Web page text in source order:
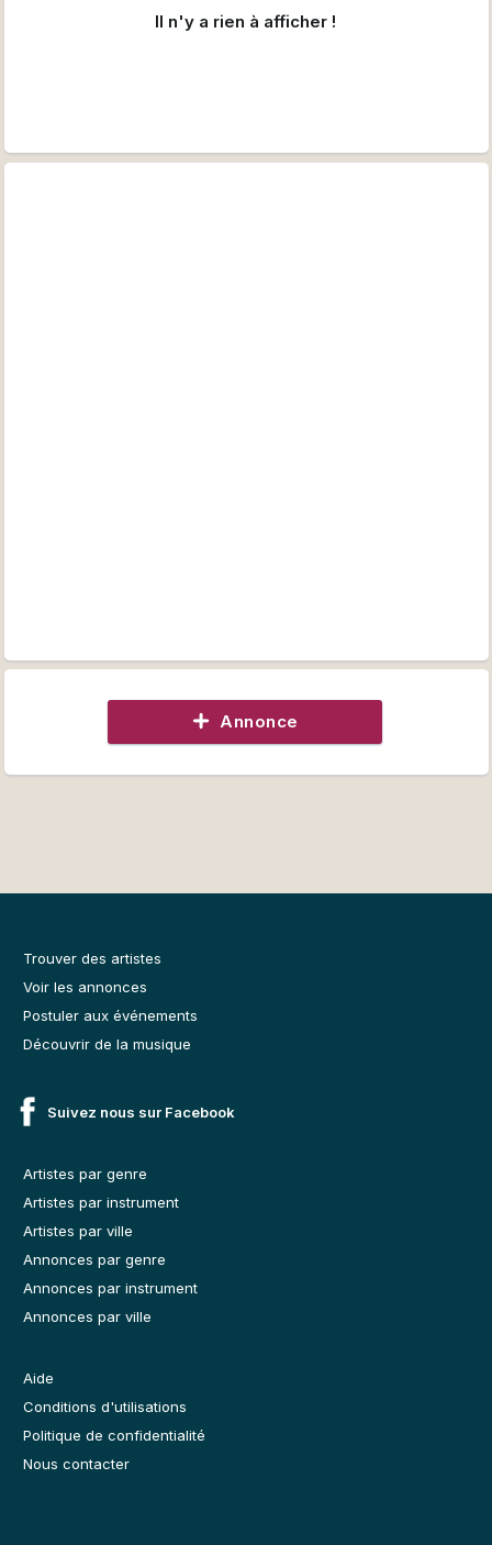
Il n'y a rien à afficher !
Annonce
Trouver des artistes
Voir les annonces
Postuler aux événements
Découvrir de la musique
Suivez nous sur Facebook
Artistes par genre
Artistes par instrument
Artistes par ville
Annonces par genre
Annonces par instrument
Annonces par ville
Aide
Conditions d'utilisations
Politique de confidentialité
Nous contacter